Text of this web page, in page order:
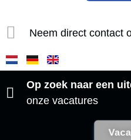
Neem direct contact
Op zoek naar een
onze vacatures